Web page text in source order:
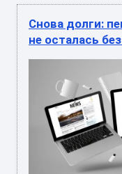
Снова долги:
не осталась